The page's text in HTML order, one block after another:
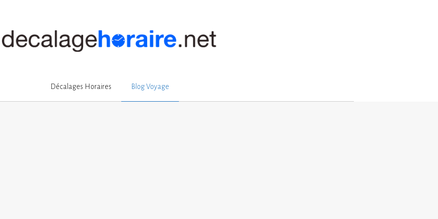
Décalages Horaires Blog Voyage